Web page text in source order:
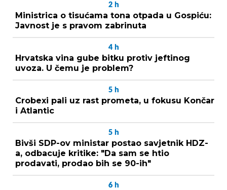
2 h
Ministrica o tisućama tona otpada u Gospiću:
Javnost je s pravom zabrinuta
4 h
Hrvatska vina gube bitku protiv jeftinog
uvoza. U čemu je problem?
5 h
Crobexi pali uz rast prometa, u fokusu Končar
i Atlantic
5 h
Bivši SDP-ov ministar postao savjetnik HDZ-
a, odbacuje kritike: "Da sam se htio
prodavati, prodao bih se 90-ih"
6 h